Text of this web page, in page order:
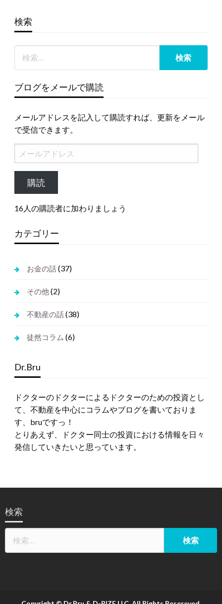
検索
ブログをメールで購読
メールアドレスを記入して購読すれば、更新をメール
で受信できます。
ー
レ
購読
16人の購読者に加わりましょう
カテゴリー
お金の話(37)
その他(2)
不動産の話(38)
徒然コラム (6)
Dr.Bru
ドクターのドクターによるドクターのための投資とし
て、不動産を中心にコラムやブログを書いておりま
す、bruですっ！
とりあえず、ドクター同士の投資における情報を日々
発信していきたいと思っています。
検索